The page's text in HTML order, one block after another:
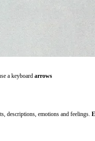
a keyboard arrows
descriptions, emotions and feelings.